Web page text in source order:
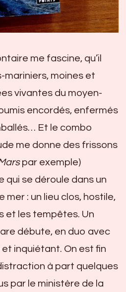
me fascine, qu’il
mariniers, moines et
vivantes du moyen-
encordés, enfermés
Et le combo
me donne des frissons
par exemple)
qui se déroule dans un
mer : un lieu clos, hostile,
et les tempêtes. Un
débute, en duo avec
inquiétant. On est fin
à part quelques
par le ministère de la